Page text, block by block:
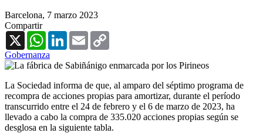
Barcelona, 7 marzo 2023
Compartir
X
WhatsAppLinkedInEmail
Gobernanza
La Sociedad informa de que, al amparo del séptimo programa de
recompra de acciones propias para amortizar, durante el período
transcurrido entre el 24 de febrero y el 6 de marzo de 2023, ha
llevado a cabo la compra de 335.020 acciones propias según se
desglosa en la siguiente tabla.